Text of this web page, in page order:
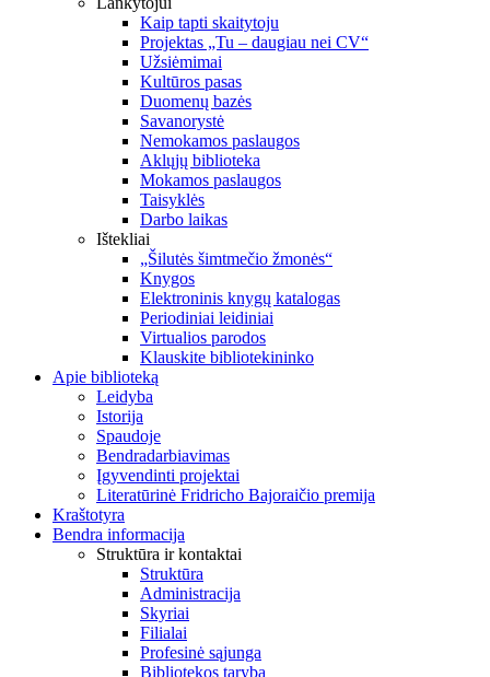
Kaip tapti skaitytoju
Projektas „Tu – daugiau nei CV“
Užsiėmimai
Kultūros pasas
Duomenų bazės
Savanorystė
Nemokamos paslaugos
Aklųjų biblioteka
Mokamos paslaugos
Taisyklės
Darbo laikas
Ištekliai
„Šilutės šimtmečio žmonės“
Knygos
Elektroninis knygų katalogas
Periodiniai leidiniai
Virtualios parodos
Klauskite bibliotekininko
Apie biblioteką
Leidyba
Istorija
Spaudoje
Bendradarbiavimas
Įgyvendinti projektai
Literatūrinė Fridricho Bajoraičio premija
Kraštotyra
Bendra informacija
Struktūra ir kontaktai
Struktūra
Administracija
Skyriai
Filialai
Profesinė sąjunga
Bibliotekos taryba